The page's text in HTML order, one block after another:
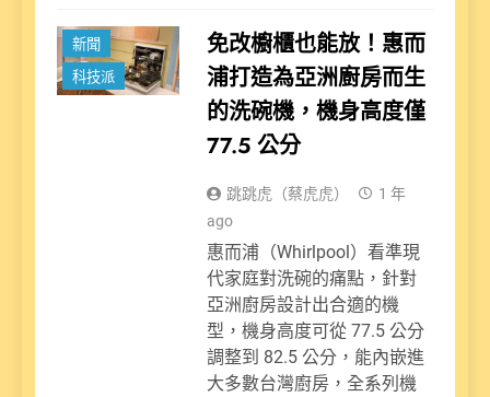
新聞
科技派
免改櫥櫃也能放！惠而
浦打造為亞洲廚房而生
的洗碗機，機身高度僅
77.5 公分
跳跳虎（蔡虎虎）
1 年
ago
惠而浦（Whirlpool）看準現
代家庭對洗碗的痛點，針對
亞洲廚房設計出合適的機
型，機身高度可從 77.5 公分
調整到 82.5 公分，能內嵌進
大多數台灣廚房，全系列機